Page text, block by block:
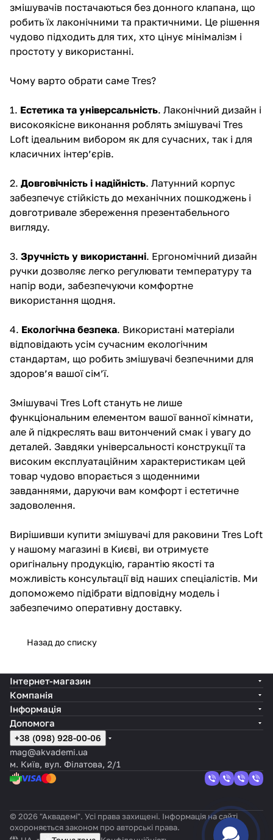
змішувачів постачаються без донного клапана, що
робить їх лаконічними та практичними. Це рішення
чудово підходить для тих, хто цінує мінімалізм і
простоту у використанні.
Чому варто обрати саме Tres?
1. Естетика та універсальність. Лаконічний дизайн і
високоякісне виконання роблять змішувачі Tres
Loft ідеальним вибором як для сучасних, так і для
класичних інтер’єрів.
2. Довговічність і надійність. Латунний корпус
забезпечує стійкість до механічних пошкоджень і
довготривале збереження презентабельного
вигляду.
3. Зручність у використанні. Ергономічний дизайн
ручки дозволяє легко регулювати температуру та
напір води, забезпечуючи комфортне
використання щодня.
4. Екологічна безпека. Використані матеріали
відповідають усім сучасним екологічним
стандартам, що робить змішувачі безпечними для
здоров’я вашої сім’ї.
Змішувачі Tres Loft стануть не лише
функціональним елементом вашої ванної кімнати,
але й підкреслять ваш витончений смак і увагу до
деталей. Завдяки універсальності конструкції та
високим експлуатаційним характеристикам цей
товар чудово впорається з щоденними
завданнями, даруючи вам комфорт і естетичне
задоволення.
Вирішивши купити змішувачі для раковини Tres Loft
у нашому магазині в Києві, ви отримуєте
оригінальну продукцію, гарантію якості та
можливість консультації від наших спеціалістів. Ми
допоможемо підібрати відповідну модель і
забезпечимо оперативну доставку.
Назад до списку
Інтернет-магазин
Компанія
Інформація
Допомога
+38 (098) 928-00-06
mag@akvademi.ua
м. Київ, вул. Філатова, 2/1
© 2026 "Аквадемі". Усі права захищені. Інформація на сайті
охороняється законом про авторські права.